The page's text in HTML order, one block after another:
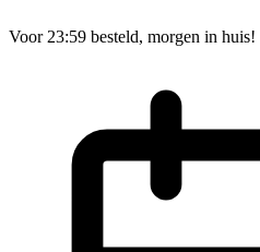
Voor 23:59 besteld, morgen in huis!